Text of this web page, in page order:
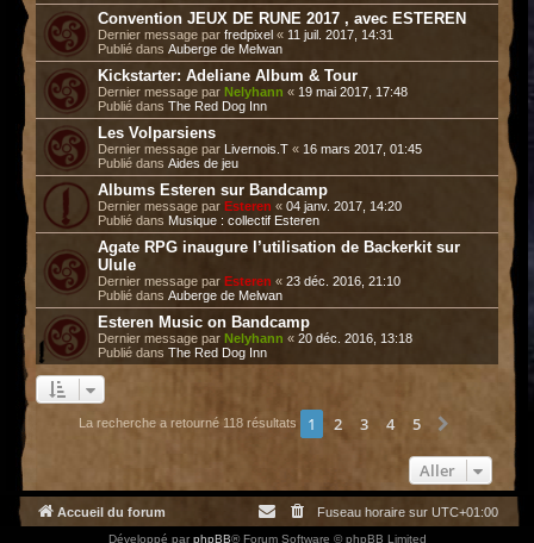
Convention JEUX DE RUNE 2017 , avec ESTEREN
Dernier message par fredpixel « 11 juil. 2017, 14:31
Publié dans Auberge de Melwan
Kickstarter: Adeliane Album & Tour
Dernier message par Nelyhann « 19 mai 2017, 17:48
Publié dans The Red Dog Inn
Les Volparsiens
Dernier message par Livernois.T « 16 mars 2017, 01:45
Publié dans Aides de jeu
Albums Esteren sur Bandcamp
Dernier message par Esteren « 04 janv. 2017, 14:20
Publié dans Musique : collectif Esteren
Agate RPG inaugure l’utilisation de Backerkit sur
Ulule
Dernier message par Esteren « 23 déc. 2016, 21:10
Publié dans Auberge de Melwan
Esteren Music on Bandcamp
Dernier message par Nelyhann « 20 déc. 2016, 13:18
Publié dans The Red Dog Inn
La recherche a retourné 118 résultats 1 2 3 4 5
Aller
Accueil du forum Fuseau horaire sur UTC+01:00
Développé par phpBB® Forum Software © phpBB Limited